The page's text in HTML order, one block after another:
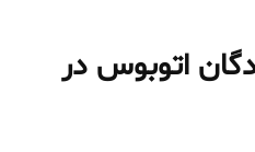
اتوبوس در